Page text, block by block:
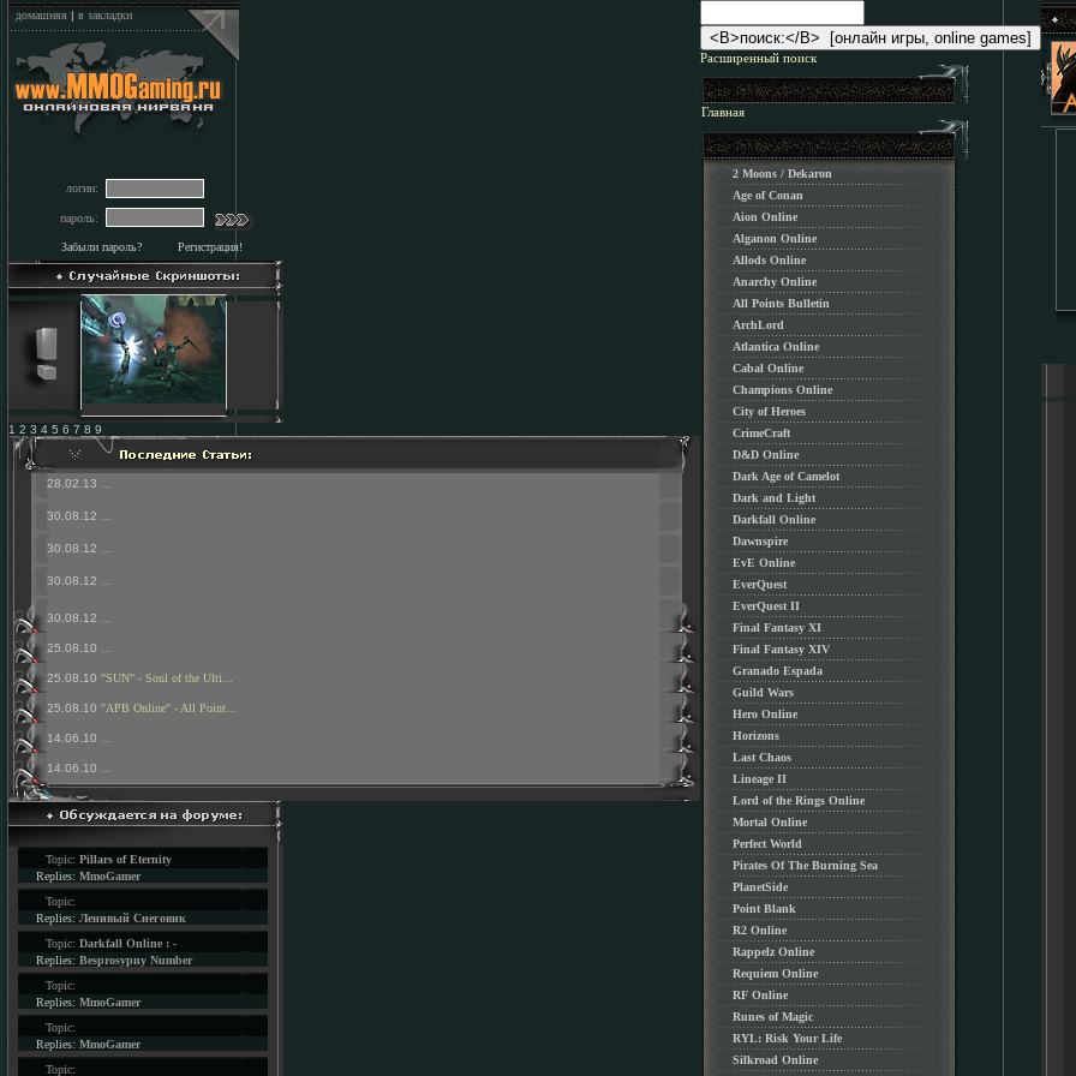
домашняя | в закладки
логин:
пароль:
Забыли пароль? Регистрация!
1 2 3 4 5 6 7 8 9
28.02.13
30.08.12
30.08.12
30.08.12
30.08.12
25.08.10
25.08.10 "SUN" - Soul of the Ulti...
25.08.10 "APB Online" - All Point...
14.06.10
14.06.10
Topic: Pillars of Eternity
Replies: MmoGamer
Topic:
Replies: Ленивый Снеговик
Topic: Darkfall Online : -
Replies: Besprosypny Number
Topic:
Replies: MmoGamer
Topic:
Replies: MmoGamer
Topic:
Расширенный поиск
Главная
2 Moons / Dekaron
Age of Conan
Aion Online
Alganon Оnline
Allods Online
Anarchy Online
All Points Bulletin
ArchLord
Atlantica Online
Cabal Online
Champions Online
City of Heroes
CrimeCraft
D&D Online
Dark Age of Camelot
Dark and Light
Darkfall Online
Dawnspire
EvE Online
EverQuest
EverQuest II
Final Fantasy XI
Final Fantasy XIV
Granado Espada
Guild Wars
Hero Online
Horizons
Last Chaos
Lineage II
Lord of the Rings Online
Mortal Online
Perfect World
Pirates Of The Burning Sea
PlanetSide
Point Blank
R2 Online
Rappelz Online
Requiem Online
RF Online
Runes of Magic
RYL: Risk Your Life
Silkroad Online